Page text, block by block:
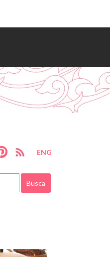
ENG